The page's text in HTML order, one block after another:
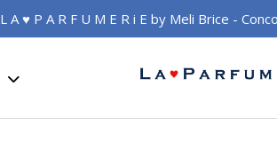
L A ♥ P A R F U M E R i E by Meli Brice -